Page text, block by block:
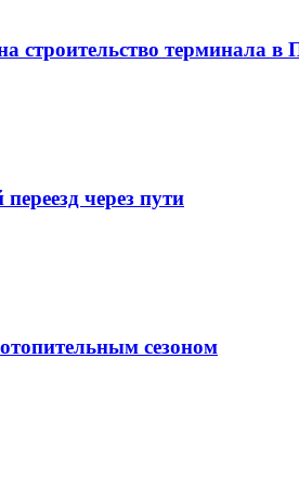
строительство терминала в
через пути
сезоном